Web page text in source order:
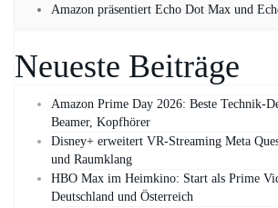
Amazon präsentiert Echo Dot Max und
Neueste Beiträge
Amazon Prime Day 2026: Beste Technik-
Beamer, Kopfhörer
Disney+ erweitert VR‑Streaming Meta
und Raumklang
HBO Max im Heimkino: Start als Prime
Deutschland und Österreich